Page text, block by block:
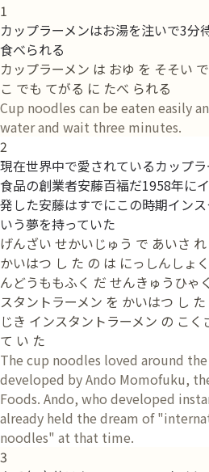
1
カップラーメンはお湯を注いで3分
食べられる
カップラーメン は おゆ を そそい
こ でも てがる に たべ られる
Cup noodles can be eaten easily
water and wait three minutes.
2
現在世界中で愛されているカップ
食品の創業者安藤百福だ1958年に
発した安藤はすでにこの時期イン
いう夢を持っていた
げんざい せかいじゅう で あいさ
かいはつ し た の は にっしんしょ
んどうももふく だ せんきゅうひゃ
スタントラーメン を かいはつ し
じき インスタントラーメン の こ
て い た
The cup noodles loved around
developed by Ando Momofuku,
Foods. Ando, who developed
already held the dream of
noodles" at that time.
3